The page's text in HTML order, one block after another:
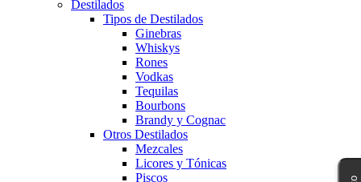
Destilados
Tipos de Destilados
Ginebras
Whiskys
Rones
Vodkas
Tequilas
Bourbons
Brandy y Cognac
Otros Destilados
Mezcales
Licores y Tónicas
Piscos